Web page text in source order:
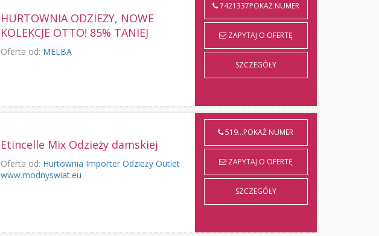
HURTOWNIA ODZIEŻY, NOWE
KOLEKCJE OTTO! 85% TANIEJ
Oferta od: MELBA
7421337POKAŻ NUMER
ZAPYTAJ O OFERTĘ
SZCZEGÓŁY
Etincelle Mix Odzieży damskiej
Oferta od: Hurtownia Importer Odzieży Outlet
www.modnyswiat.eu
519...POKAŻ NUMER
ZAPYTAJ O OFERTĘ
SZCZEGÓŁY